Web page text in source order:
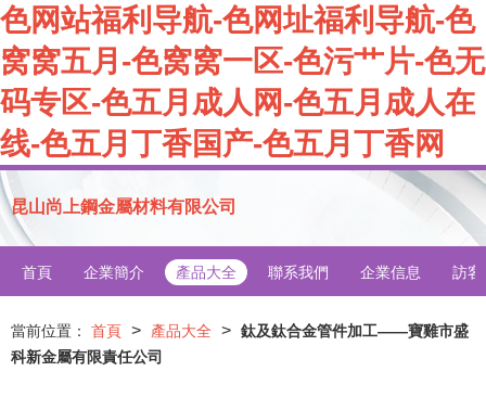
色网站福利导航-色网址福利导航-色
窝窝五月-色窝窝一区-色污艹片-色无
码专区-色五月成人网-色五月成人在
线-色五月丁香国产-色五月丁香网
昆山尚上鋼金屬材料有限公司
首頁 企業簡介 產品大全 聯系我們 企業信息 訪客
當前位置： 首頁 > 產品大全 > 鈦及鈦合金管件加工——寶雞市盛
科新金屬有限責任公司